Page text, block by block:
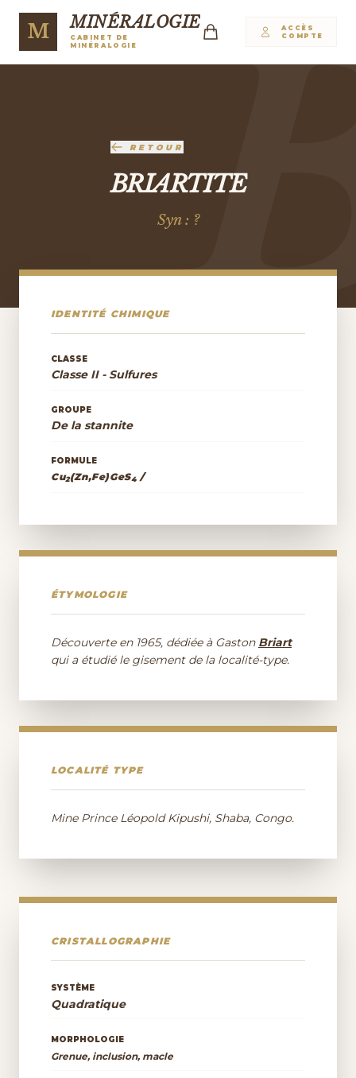
M MINÉRALOGIE
CABINET DE
MINÉRALOGIE
ACCÈS
COMPTE
RETOUR
BRIARTITE
Syn : ?
IDENTITÉ CHIMIQUE
CLASSE
Classe II - Sulfures
GROUPE
De la stannite
FORMULE
Cu2(Zn,Fe)GeS4/
ÉTYMOLOGIE
Découverte en 1965, dédiée à Gaston Briart
qui a étudié le gisement de la localité-type.
LOCALITÉ TYPE
Mine Prince Léopold Kipushi, Shaba, Congo.
CRISTALLOGRAPHIE
SYSTÈME
Quadratique
MORPHOLOGIE
Grenue, inclusion, macle